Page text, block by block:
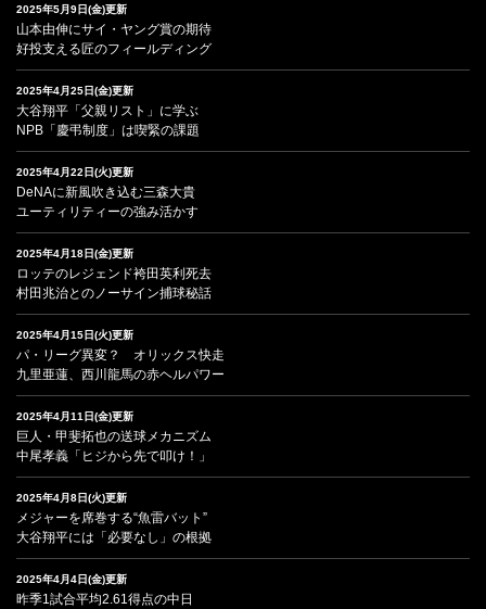
2025年5月9日(金)更新
山本由伸にサイ・ヤング賞の期待
好投支える匠のフィールディング
2025年4月25日(金)更新
大谷翔平「父親リスト」に学ぶ
NPB「慶弔制度」は喫緊の課題
2025年4月22日(火)更新
DeNAに新風吹き込む三森大貴
ユーティリティーの強み活かす
2025年4月18日(金)更新
ロッテのレジェンド袴田英利死去
村田兆治とのノーサイン捕球秘話
2025年4月15日(火)更新
パ・リーグ異変？ オリックス快走
九里亜蓮、西川龍馬の赤ヘルパワー
2025年4月11日(金)更新
巨人・甲斐拓也の送球メカニズム
中尾孝義「ヒジから先で叩け！」
2025年4月8日(火)更新
メジャーを席巻する“魚雷バット”
大谷翔平には「必要なし」の根拠
2025年4月4日(金)更新
昨季1試合平均2.61得点の中日